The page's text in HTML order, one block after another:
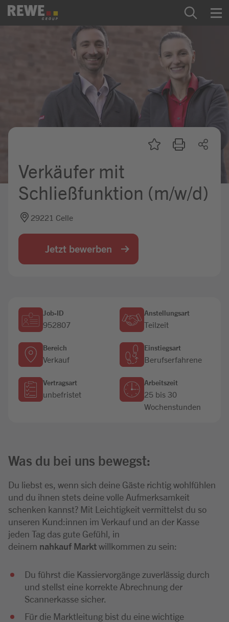
Zum Inhalt springen
Startseite
REWE Group als Arbeitgeber
Ausbildung & Studium
Praktikum & Werkstudium
Mein Kandidat:innenprofil
Verkäufer mit
Schließfunktion (m/w/d)
29221 Celle
Jetzt bewerben
Job-ID
952807
Anstellungsart
Teilzeit
Bereich
Verkauf
Einstiegsart
Berufserfahrene
Vertragsart
unbefristet
Arbeitszeit
25 bis 30
Wochenstunden
Was du bei uns bewegst:
Du liebst es, wenn sich deine Gäste richtig wohlfühlen
und du ihnen stets deine volle Aufmerksamkeit
schenken kannst? Mit Leichtigkeit vermittelst du so
unseren Kund:innen im Verkauf und an der Kasse
jeden Tag das gute Gefühl, in
deinem nahkauf Marktwillkommen zu sein:
Du führst die Kassiervorgänge zuverlässig durch
und stellst eine korrekte Abrechnung der
Scannerkasse sicher.
Für die Marktleitung bist du eine wichtige